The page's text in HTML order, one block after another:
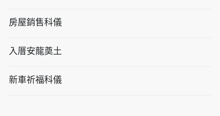
房屋銷售科儀
入厝安龍奠土
新車祈福科儀